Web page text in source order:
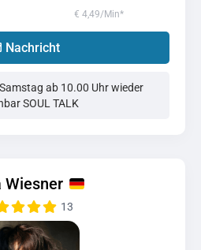
€ 4,49/Min*
Nachricht
Samstag ab 10.00 Uhr wieder
SOUL TALK
Wiesner
13